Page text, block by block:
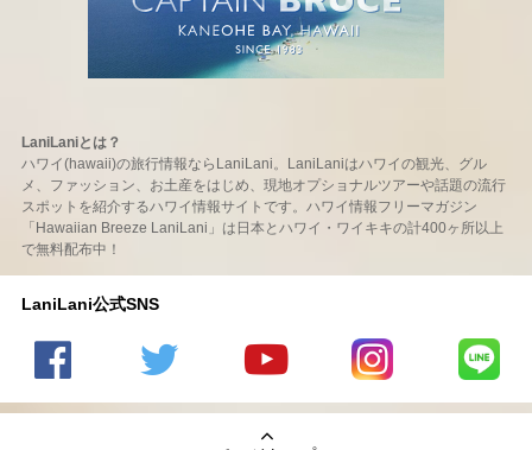
LaniLaniとは？
ハワイ(hawaii)の旅行情報ならLaniLani。LaniLaniはハワイの観光、グル
メ、ファッション、お土産をはじめ、現地オプショナルツアーや話題の流行
スポットを紹介するハワイ情報サイトです。ハワイ情報フリーマガジン
「Hawaiian Breeze LaniLani」は日本とハワイ・ワイキキの計400ヶ所以上
で無料配布中！
LaniLani公式SNS
の
のtwitter
の
Youtube
LaniLani
LaniLani